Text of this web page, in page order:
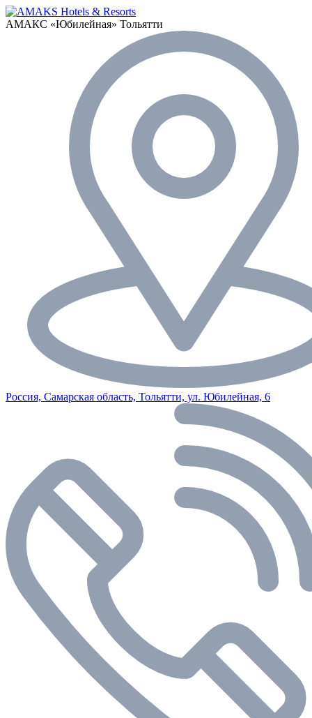
АМАКС «‎Юбилейная» Тольятти
Россия, Самарская область, Тольятти, ул. Юбилейная, 6